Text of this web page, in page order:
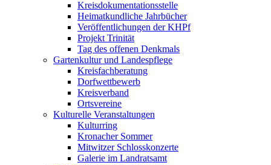
Kreisdokumentationsstelle
Heimatkundliche Jahrbücher
Veröffentlichungen der KHPf
Projekt Trinität
Tag des offenen Denkmals
Gartenkultur und Landespflege
Kreisfachberatung
Dorfwettbewerb
Kreisverband
Ortsvereine
Kulturelle Veranstaltungen
Kulturring
Kronacher Sommer
Mitwitzer Schlosskonzerte
Galerie im Landratsamt